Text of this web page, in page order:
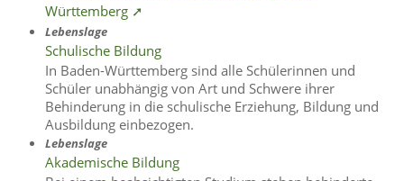
Württemberg ➚
Lebenslage
Schulische Bildung
In Baden-Württemberg sind alle Schülerinnen und
Schüler unabhängig von Art und Schwere ihrer
Behinderung in die schulische Erziehung, Bildung und
Ausbildung einbezogen.
Lebenslage
Akademische Bildung